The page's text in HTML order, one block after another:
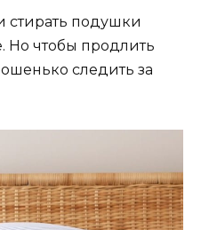
стирать подушки
Но чтобы продлить
следить за